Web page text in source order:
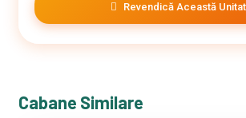
Revendică Această
Cabane Similare